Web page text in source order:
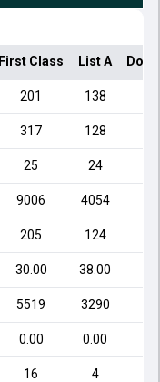
First Class List A
201 138
317 128
25 24
9006 4054
205 124
30.00 38.00
5519 3290
0.00 0.00
16 4